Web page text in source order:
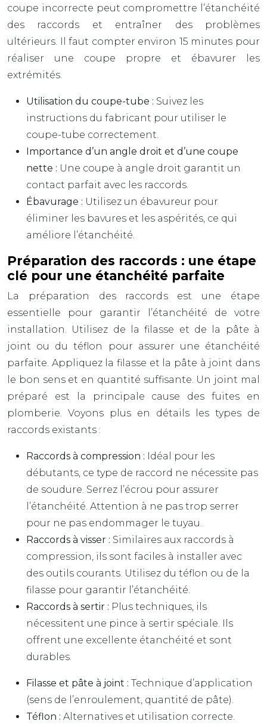
coupe incorrecte peut compromettre l’étanchéité
des raccords et entraîner des problèmes
ultérieurs. Il faut compter environ 15 minutes pour
réaliser une coupe propre et ébavurer les
extrémités.
Utilisation du coupe-tube : Suivez les
instructions du fabricant pour utiliser le
coupe-tube correctement.
Importance d’un angle droit et d’une coupe
nette : Une coupe à angle droit garantit un
contact parfait avec les raccords.
Ébavurage : Utilisez un ébavureur pour
éliminer les bavures et les aspérités, ce qui
améliore l’étanchéité.
Préparation des raccords : une étape
clé pour une étanchéité parfaite
La préparation des raccords est une étape
essentielle pour garantir l’étanchéité de votre
installation. Utilisez de la filasse et de la pâte à
joint ou du téflon pour assurer une étanchéité
parfaite. Appliquez la filasse et la pâte à joint dans
le bon sens et en quantité suffisante. Un joint mal
préparé est la principale cause des fuites en
plomberie. Voyons plus en détails les types de
raccords existants :
Raccords à compression : Idéal pour les
débutants, ce type de raccord ne nécessite pas
de soudure. Serrez l’écrou pour assurer
l’étanchéité. Attention à ne pas trop serrer
pour ne pas endommager le tuyau.
Raccords à visser : Similaires aux raccords à
compression, ils sont faciles à installer avec
des outils courants. Utilisez du téflon ou de la
filasse pour garantir l’étanchéité.
Raccords à sertir : Plus techniques, ils
nécessitent une pince à sertir spéciale. Ils
offrent une excellente étanchéité et sont
durables.
Filasse et pâte à joint : Technique d’application
(sens de l’enroulement, quantité de pâte).
Téflon : Alternatives et utilisation correcte.